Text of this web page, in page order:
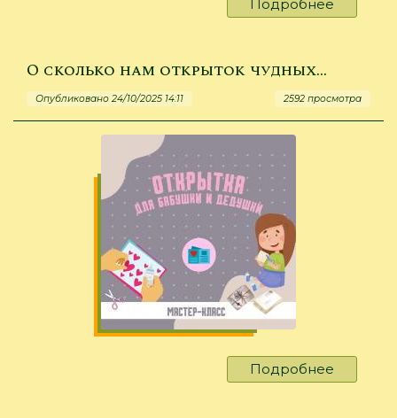
Подробнее
Живое
О сколько нам открыток чудных…
Опубликовано 24/10/2025 14:11 2592 просмотра
Подробнее
О